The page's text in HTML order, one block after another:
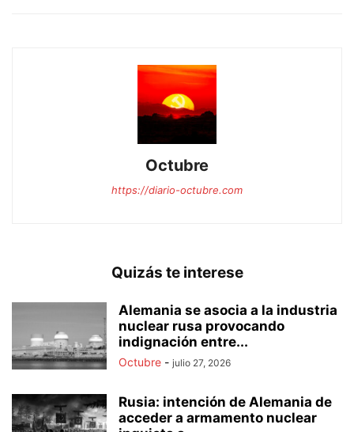
Octubre
https://diario-octubre.com
Quizás te interese
Alemania se asocia a la industria
nuclear rusa provocando
indignación entre...
Octubre - julio 27, 2026
Rusia: intención de Alemania de
acceder a armamento nuclear